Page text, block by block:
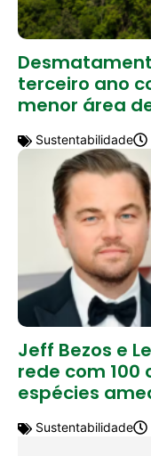
terceiro ano
menor área
Sustentabilidade
Jeff Bezos e
rede com
espécies
Sustentabilidade